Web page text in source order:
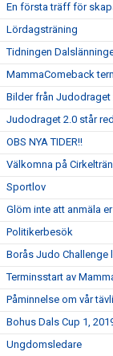
En första träff för
Lördagsträning
Tidningen
MammaComeback
Bilder från Judodraget
Judodraget 2.0 står
OBS NYA TIDER!!
Välkomna på
Sportlov
Glöm inte att anmäla
Politikerbesök
Borås Judo Challenge
Terminsstart av
Påminnelse om vår
Bohus Dals Cup 1,
Ungdomsledare